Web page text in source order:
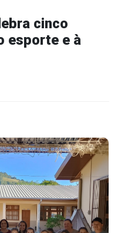
cinco
esporte e à